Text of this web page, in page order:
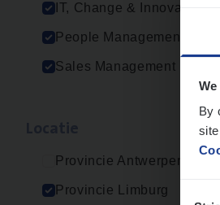
By
IT, Change & Innovation
People Management
Sales Management
Provincie Antwerpen
Provincie Limburg